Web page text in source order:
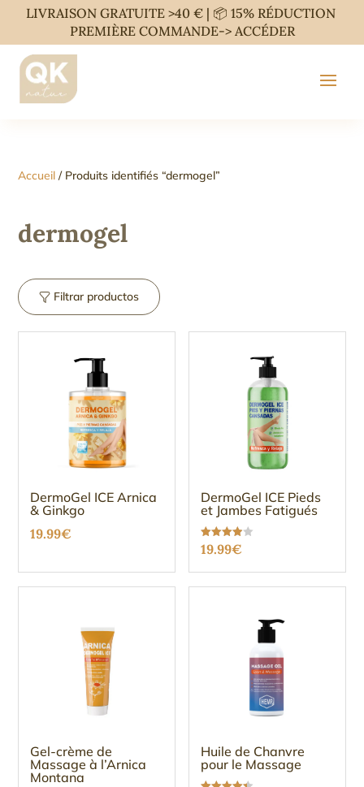
LIVRAISON GRATUITE >40 € | 📦 15% RÉDUCTION
PREMIÈRE COMMANDE-> ACCÉDER
Accueil / Produits identifiés “dermogel”
dermogel
Filtrar productos
DermoGel ICE Arnica
& Ginkgo
19.99€
DermoGel ICE Pieds
et Jambes Fatigués
Note
3.96
19.99€
Gel-crème de
Massage à l’Arnica
Montana
Huile de Chanvre
pour le Massage